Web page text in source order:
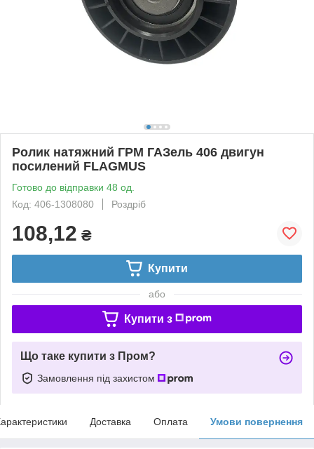
Ролик натяжний ГРМ ГАЗель 406 двигун
посилений FLAGMUS
Готово до відправки 48 од.
Код: 406-1308080
Роздріб
108,12 ₴
Купити
або
Купити з
Що таке купити з Пром?
Замовлення під захистом
Доставка Оплата Умови повернення